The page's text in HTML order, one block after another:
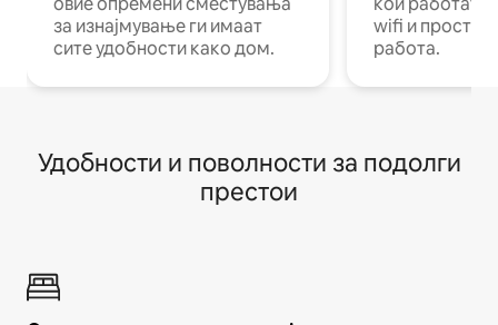
за изнајмување ги имаат
сите удобности како дом.
wifi и
работа.
Удобности и поволности за подолги
престои